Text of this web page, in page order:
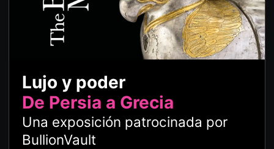
Lujo y poder
De Persia a Grecia
Una exposición patrocinada por
BullionVault